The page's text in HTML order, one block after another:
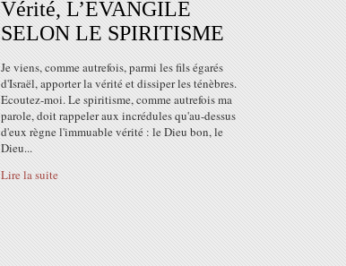
Vérité, L’EVANGILE
SELON LE SPIRITISME
Je viens, comme autrefois, parmi les fils égarés
d'Israël, apporter la vérité et dissiper les ténèbres.
Ecoutez-moi. Le spiritisme, comme autrefois ma
parole, doit rappeler aux incrédules qu'au-dessus
d'eux règne l'immuable vérité : le Dieu bon, le
Dieu...
Lire la suite